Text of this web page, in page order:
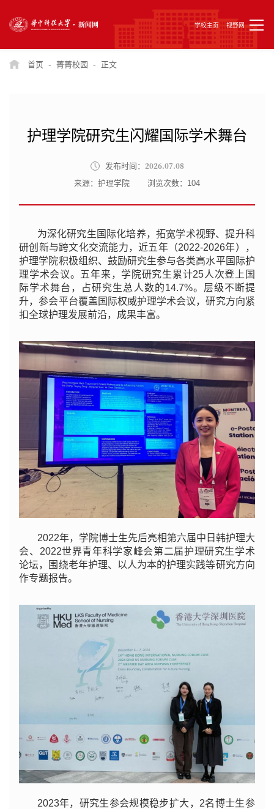
学校主页 视野网
首页 - 菁菁校园 - 正文
护理学院研究生闪耀国际学术舞台
发布时间： 2026.07.08
来源：护理学院 浏览次数： 104
为深化研究生国际化培养，拓宽学术视野、提升科
研创新与跨文化交流能力，近五年（2022-2026年），
护理学院积极组织、鼓励研究生参与各类高水平国际护
理学术会议。五年来，学院研究生累计25人次登上国
际学术舞台，占研究生总人数的14.7%。层级不断提
升，参会平台覆盖国际权威护理学术会议，研究方向紧
扣全球护理发展前沿，成果丰富。
2022年，学院博士生先后亮相第六届中日韩护理大
会、2022世界青年科学家峰会第二届护理研究生学术
论坛，围绕老年护理、以人为本的护理实践等研究方向
作专题报告。
2023年，研究生参会规模稳步扩大，2名博士生参